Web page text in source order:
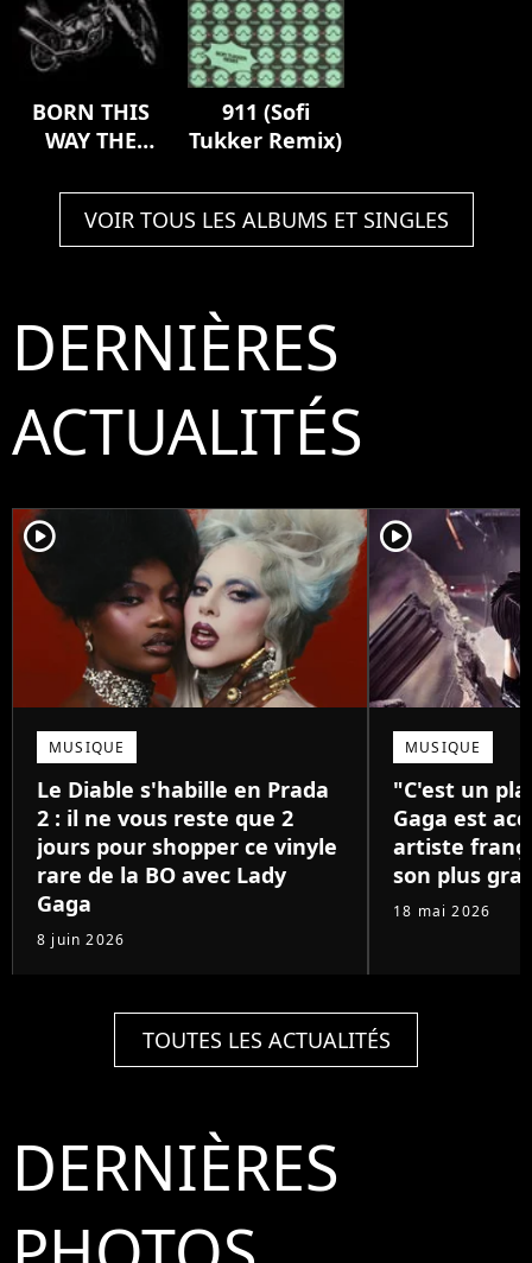
BORN THIS
WAY THE
ANNIVERSARY
911 (Sofi
Tukker Remix)
VOIR TOUS LES ALBUMS ET SINGLES
DERNIÈRES
ACTUALITÉS
player2
MUSIQUE
Le Diable s'habille en Prada
2 : il ne vous reste que 2
jours pour shopper ce vinyle
rare de la BO avec Lady
Gaga
8 juin 2026
player2
MUSIQUE
"C'est un
Gaga est
artiste
son plus
18 mai 2026
TOUTES LES ACTUALITÉS
DERNIÈRES